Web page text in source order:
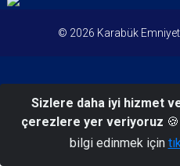
© 2026 Karabük
Sizlere daha iyi hizmet
çerezlere yer veriyoruz
bilgi edinmek için